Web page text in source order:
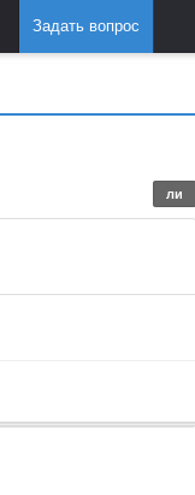
Задать вопрос
ли